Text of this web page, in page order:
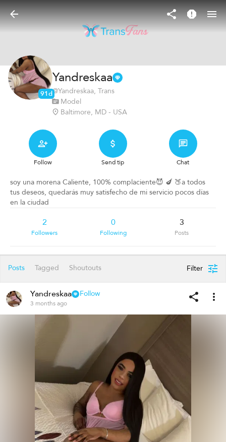
91d
Yandreskaa
@Yandreskaa, Trans
Model
Baltimore, MD - USA
Follow Send tip Chat
soy una morena Caliente, 100% complaciente😈 🍆 🍑a todos
tus deseos, quedarás muy satisfecho de mi servicio pocos días
en la ciudad
2
Followers
0
Following
3
Posts
Posts Tagged Shoutouts Filter
Yandreskaa Follow
3 months ago